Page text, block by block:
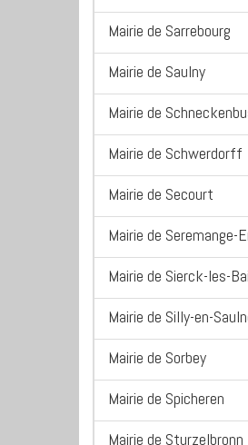
Mairie de Sarrebourg
Mairie de Saulny
Mairie de
Mairie de Schwerdorff
Mairie de Secourt
Mairie de Seremange-
Mairie de Sierck-les-
Mairie de Silly-en-
Mairie de Sorbey
Mairie de Spicheren
Mairie de Sturzelbronn